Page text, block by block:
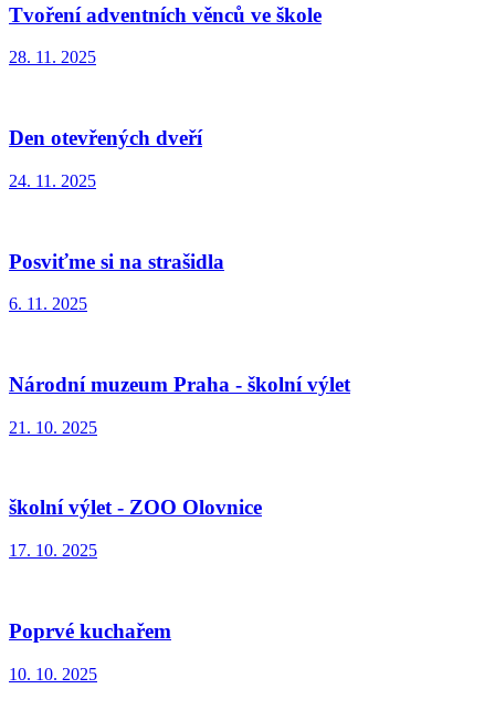
Tvoření adventních věnců ve škole
28. 11. 2025
Den otevřených dveří
24. 11. 2025
Posviťme si na strašidla
6. 11. 2025
Národní muzeum Praha - školní výlet
21. 10. 2025
školní výlet - ZOO Olovnice
17. 10. 2025
Poprvé kuchařem
10. 10. 2025